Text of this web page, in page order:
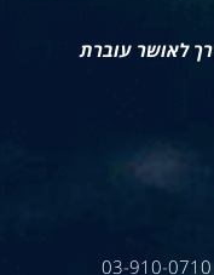
לאושר עוברת
03-910-0710